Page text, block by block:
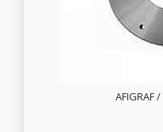
AFIGRAF